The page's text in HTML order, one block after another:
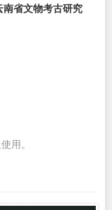
省文物考古研究
用。